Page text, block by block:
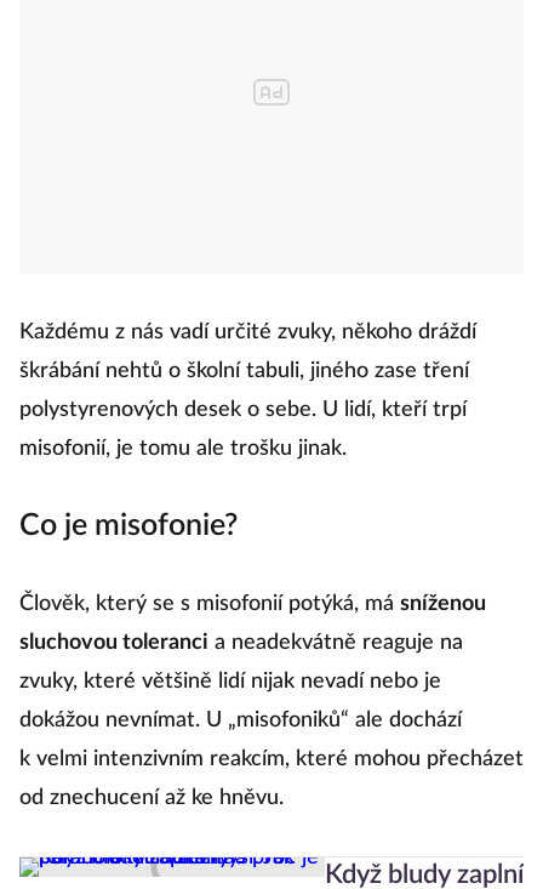
Každému z nás vadí určité zvuky, někoho dráždí
škrábání nehtů o školní tabuli, jiného zase tření
polystyrenových desek o sebe. U lidí, kteří trpí
misofonií, je tomu ale trošku jinak.
Co je misofonie?
Člověk, který se s misofonií potýká, má sníženou
sluchovou toleranci a neadekvátně reaguje na
zvuky, které většině lidí nijak nevadí nebo je
dokážou nevnímat. U „misofoniků“ ale dochází
k velmi intenzivním reakcím, které mohou přecházet
od znechucení až ke hněvu.
Když bludy zaplní